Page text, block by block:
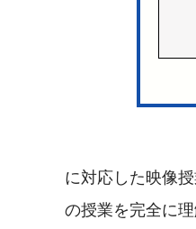
に対応した映像
の授業を完全に